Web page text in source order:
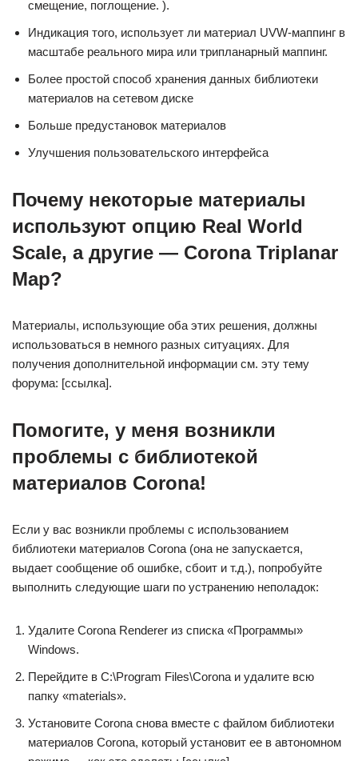
смещение, поглощение. ).
Индикация того, использует ли материал UVW-маппинг в
масштабе реального мира или трипланарный маппинг.
Более простой способ хранения данных библиотеки
материалов на сетевом диске
Больше предустановок материалов
Улучшения пользовательского интерфейса
Почему некоторые материалы
используют опцию Real World
Scale, а другие — Corona Triplanar
Map?
Материалы, использующие оба этих решения, должны
использоваться в немного разных ситуациях. Для
получения дополнительной информации см. эту тему
форума: [ссылка].
Помогите, у меня возникли
проблемы с библиотекой
материалов Corona!
Если у вас возникли проблемы с использованием
библиотеки материалов Corona (она не запускается,
выдает сообщение об ошибке, сбоит и т.д.), попробуйте
выполнить следующие шаги по устранению неполадок:
Удалите Corona Renderer из списка «Программы»
Windows.
Перейдите в C:\Program Files\Corona и удалите всю
папку «materials».
Установите Corona снова вместе с файлом библиотеки
материалов Corona, который установит ее в автономном